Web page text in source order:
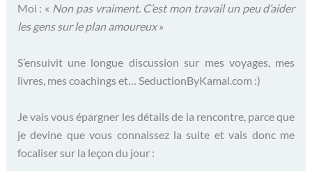
Moi : « Non pas vraiment. C’est mon travail un peu d’aider
les gens sur le plan amoureux»
S’ensuivit une longue discussion sur mes voyages, mes
livres, mes coachings et… SeductionByKamal.com :)
Je vais vous épargner les détails de la rencontre, parce que
je devine que vous connaissez la suite et vais donc me
focaliser sur la leçon du jour :